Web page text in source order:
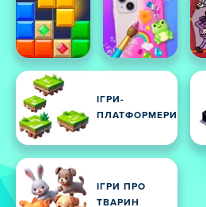
ІГРИ-
ПЛАТФОРМЕРИ
ІГРИ ПРО
ТВАРИН